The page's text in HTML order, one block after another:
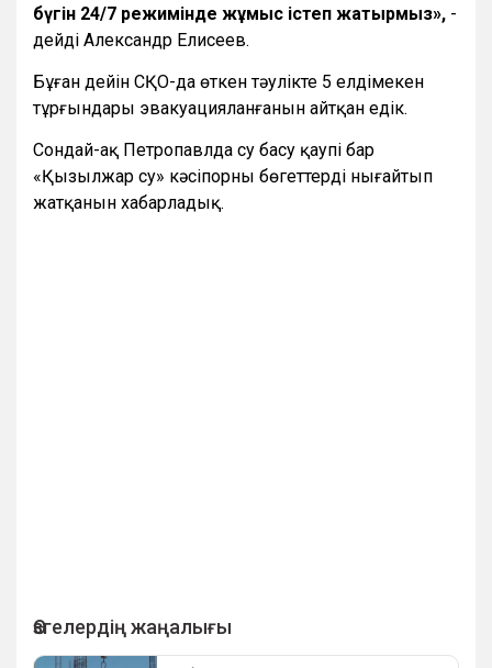
бүгін 24/7 режимінде жұмыс істеп жатырмыз», -
дейді Александр Елисеев.
Бұған дейін СҚО-да өткен тәулікте 5 елдімекен
тұрғындары эвакуацияланғанын айтқан едік.
Сондай-ақ Петропавлда су басу қаупі бар
«Қызылжар су» кәсіпорны бөгеттерді нығайтып
жатқанын хабарладық.